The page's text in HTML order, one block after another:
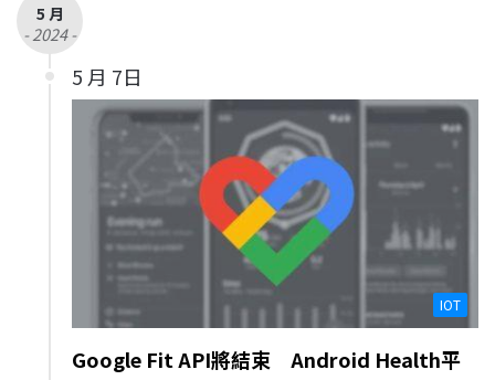
5 月
- 2024 -
5 月 7日
IOT
Google Fit API將結束 Android Health平